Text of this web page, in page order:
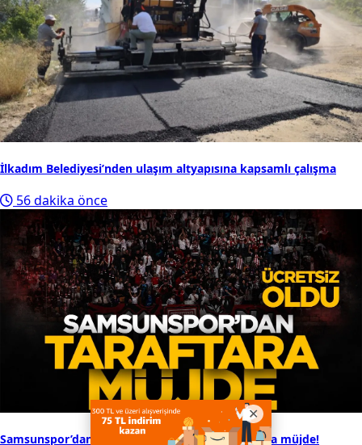
İlkadım Belediyesi’nden ulaşım altyapısına kapsamlı çalışma
56 dakika önce
Samsunspor’dan Kasımpaşa maçı öncesi taraftara müjde!